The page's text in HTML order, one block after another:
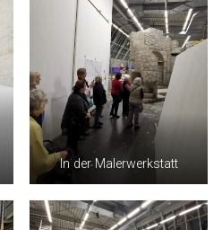
In der Malerwerkstatt